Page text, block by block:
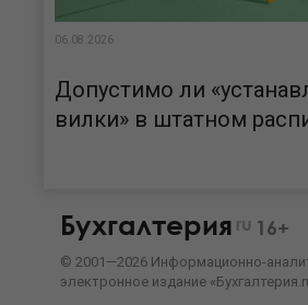
06.08.2026
Допустимо ли
вилки» в штатном
Бухгалтерия ru 16+
© 2001—2026 Информационно-
электронное издание